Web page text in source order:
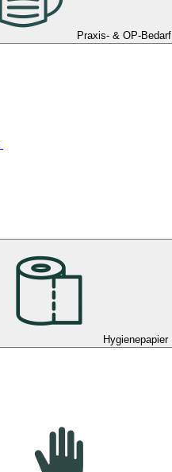
Praxis- & OP-Bedarf
Hygienepapier